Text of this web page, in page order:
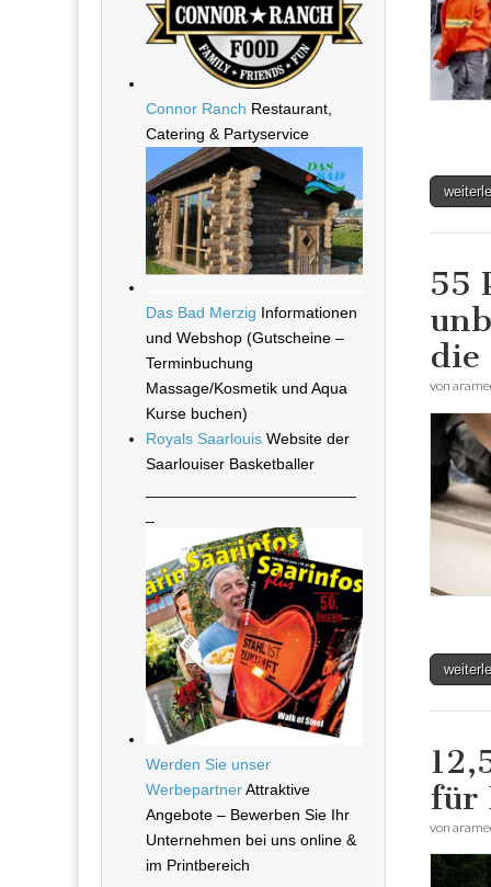
55
die
von
für
von
Connor Ranch Restaurant,
Catering & Partyservice
Das Bad Merzig Informationen
und Webshop (Gutscheine –
Terminbuchung
Massage/Kosmetik und Aqua
Kurse buchen)
Royals Saarlouis Website der
Saarlouiser Basketballer
Werden Sie unser
WerbepartnerAttraktive
Angebote – Bewerben Sie Ihr
Unternehmen bei uns online &
im Printbereich